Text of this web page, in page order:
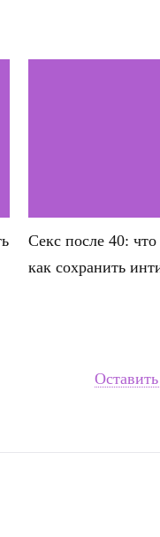
Секс после 40: что
как сохранить